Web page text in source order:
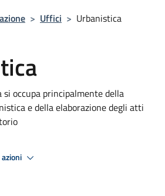
> Uffici > Urbanistica
si occupa principalmente della
e della elaborazione degli atti